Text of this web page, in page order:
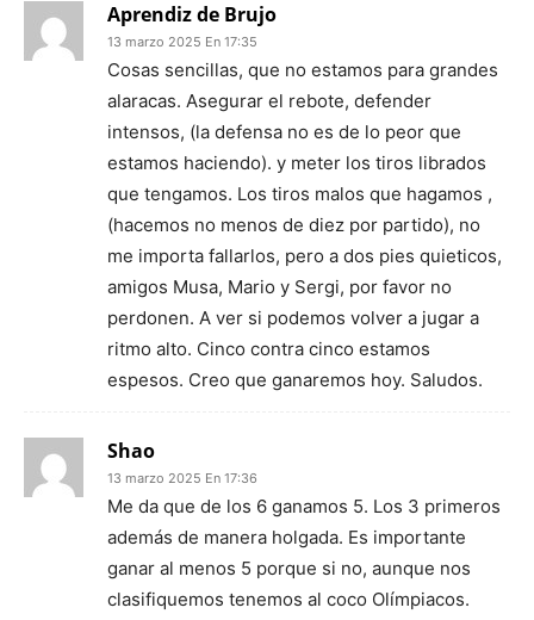
Aprendiz de Brujo
13 marzo 2025 En 17:35
Cosas sencillas, que no estamos para grandes
alaracas. Asegurar el rebote, defender
intensos, (la defensa no es de lo peor que
estamos haciendo). y meter los tiros librados
que tengamos. Los tiros malos que hagamos ,
(hacemos no menos de diez por partido), no
me importa fallarlos, pero a dos pies quieticos,
amigos Musa, Mario y Sergi, por favor no
perdonen. A ver si podemos volver a jugar a
ritmo alto. Cinco contra cinco estamos
espesos. Creo que ganaremos hoy. Saludos.
Shao
13 marzo 2025 En 17:36
Me da que de los 6 ganamos 5. Los 3 primeros
además de manera holgada. Es importante
ganar al menos 5 porque si no, aunque nos
clasifiquemos tenemos al coco Olímpiacos.